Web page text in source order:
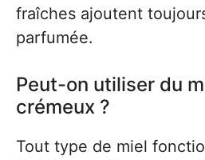
fraîches ajoutent
parfumée.
Peut-on utiliser du
crémeux ?
Tout type de miel